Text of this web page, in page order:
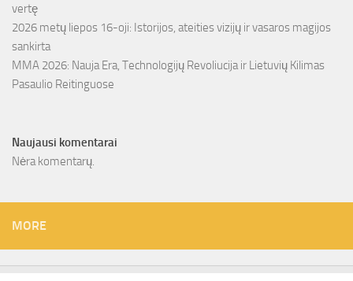
vertę
2026 metų liepos 16-oji: Istorijos, ateities vizijų ir vasaros magijos
sankirta
MMA 2026: Nauja Era, Technologijų Revoliucija ir Lietuvių Kilimas
Pasaulio Reitinguose
Naujausi komentarai
Nėra komentarų.
MORE